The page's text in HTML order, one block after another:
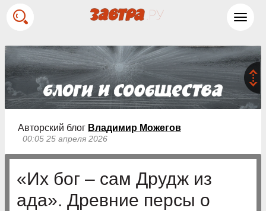
Авторский блог Владимир Можегов
00:05 25 апреля 2026
«Их бог – сам Друдж из
ада». Древние персы о